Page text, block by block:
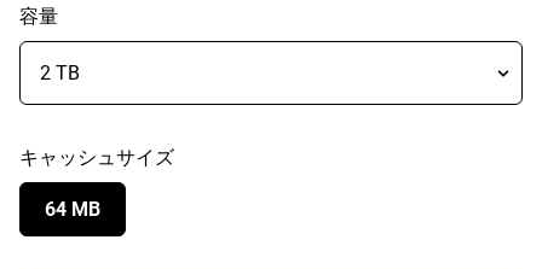
容量
キャッシュサイズ
64 MB